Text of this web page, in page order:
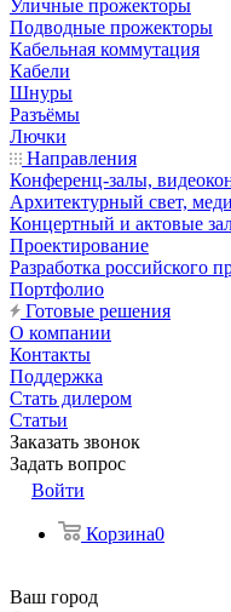
Уличные прожекторы
Подводные прожекторы
Кабельная коммутация
Кабели
Шнуры
Разъёмы
Лючки
Направления
Конференц-залы,
Архитектурный свет,
Концертный и актовые
Проектирование
Разработка российского
Портфолио
Готовые решения
О компании
Контакты
Поддержка
Стать дилером
Статьи
Заказать звонок
Задать вопрос
Войти
Корзина0
Ваш город